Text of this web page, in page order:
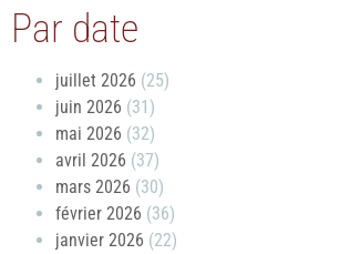
Par date
juillet 2026 (25)
juin 2026 (31)
mai 2026 (32)
avril 2026 (37)
mars 2026 (30)
février 2026 (36)
janvier 2026 (22)